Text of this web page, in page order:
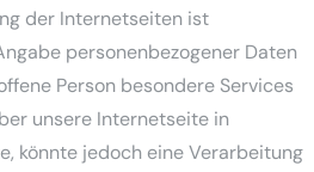
der Internetseiten ist
personenbezogener Daten
Person besondere Services
unsere Internetseite in
könnte jedoch eine Verarbeitung